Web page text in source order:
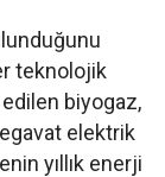
teknolojik
edilen biyogaz,
elektrik
yıllık enerji